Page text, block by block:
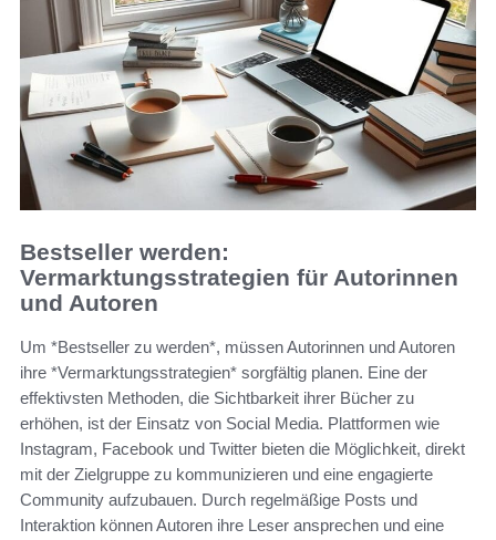
Bestseller werden:
Vermarktungsstrategien für Autorinnen
und Autoren
Um *Bestseller zu werden*, müssen Autorinnen und Autoren
ihre *Vermarktungsstrategien* sorgfältig planen. Eine der
effektivsten Methoden, die Sichtbarkeit ihrer Bücher zu
erhöhen, ist der Einsatz von Social Media. Plattformen wie
Instagram, Facebook und Twitter bieten die Möglichkeit, direkt
mit der Zielgruppe zu kommunizieren und eine engagierte
Community aufzubauen. Durch regelmäßige Posts und
Interaktion können Autoren ihre Leser ansprechen und eine